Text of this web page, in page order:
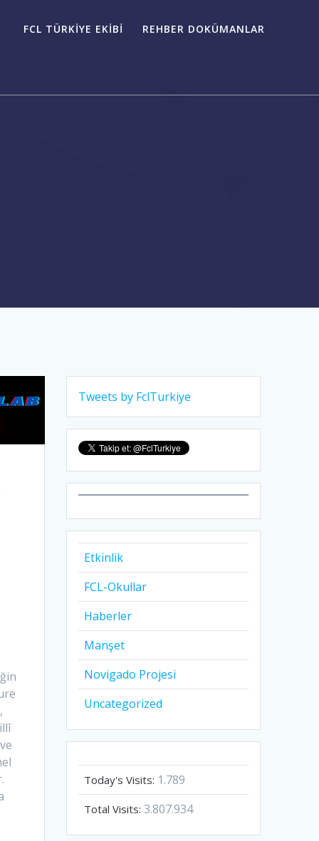
FCL TÜRKIYE EKIBI REHBER DOKÜMANLAR
Tweets by FclTurkiye
Etkinlik
FCL-Okullar
Haberler
Manşet
Novigado Projesi
Uncategorized
Today's Visits: 1.789
Total Visits:3.807.934